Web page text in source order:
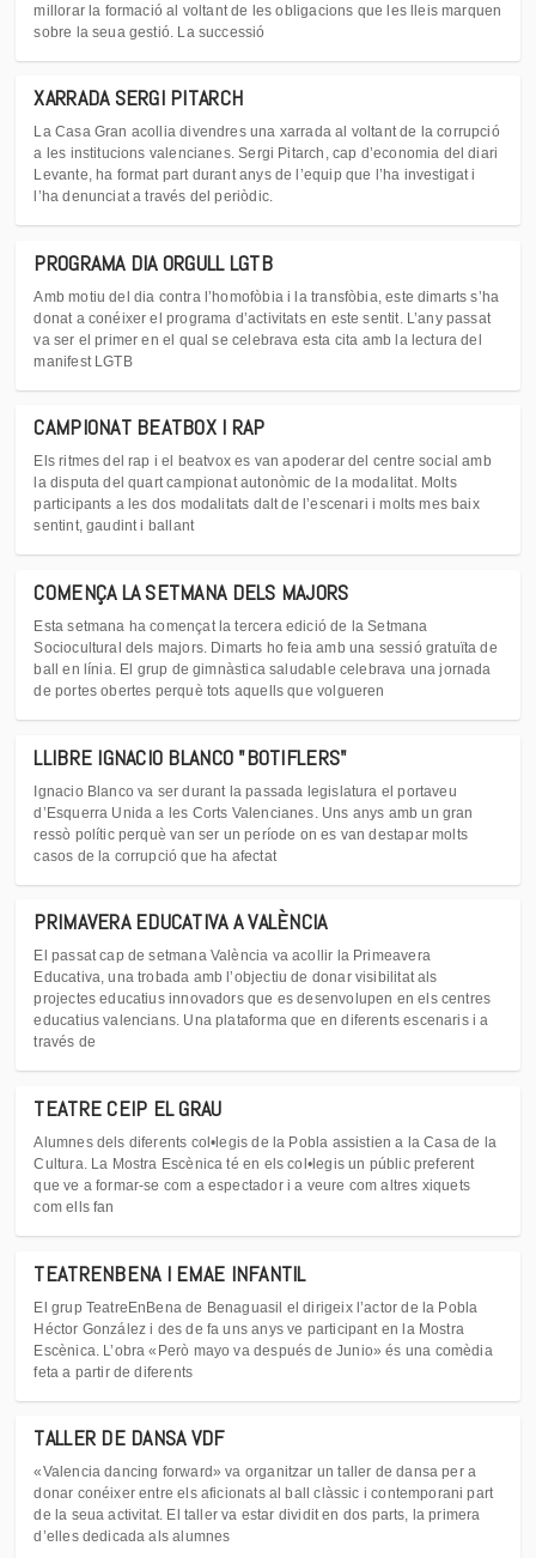
millorar la formació al voltant de les obligacions que les lleis marquen
sobre la seua gestió. La successió
XARRADA SERGI PITARCH
La Casa Gran acollia divendres una xarrada al voltant de la corrupció
a les institucions valencianes. Sergi Pitarch, cap d’economia del diari
Levante, ha format part durant anys de l’equip que l’ha investigat i
l’ha denunciat a través del periòdic.
PROGRAMA DIA ORGULL LGTB
Amb motiu del dia contra l’homofòbia i la transfòbia, este dimarts s’ha
donat a conéixer el programa d’activitats en este sentit. L’any passat
va ser el primer en el qual se celebrava esta cita amb la lectura del
manifest LGTB
CAMPIONAT BEATBOX I RAP
Els ritmes del rap i el beatvox es van apoderar del centre social amb
la disputa del quart campionat autonòmic de la modalitat. Molts
participants a les dos modalitats dalt de l’escenari i molts mes baix
sentint, gaudint i ballant
COMENÇA LA SETMANA DELS MAJORS
Esta setmana ha començat la tercera edició de la Setmana
Sociocultural dels majors. Dimarts ho feia amb una sessió gratuïta de
ball en línia. El grup de gimnàstica saludable celebrava una jornada
de portes obertes perquè tots aquells que volgueren
LLIBRE IGNACIO BLANCO "BOTIFLERS"
Ignacio Blanco va ser durant la passada legislatura el portaveu
d’Esquerra Unida a les Corts Valencianes. Uns anys amb un gran
ressò polític perquè van ser un període on es van destapar molts
casos de la corrupció que ha afectat
PRIMAVERA EDUCATIVA A VALÈNCIA
El passat cap de setmana València va acollir la Primeavera
Educativa, una trobada amb l’objectiu de donar visibilitat als
projectes educatius innovadors que es desenvolupen en els centres
educatius valencians. Una plataforma que en diferents escenaris i a
través de
TEATRE CEIP EL GRAU
Alumnes dels diferents col•legis de la Pobla assistien a la Casa de la
Cultura. La Mostra Escènica té en els col•legis un públic preferent
que ve a formar-se com a espectador i a veure com altres xiquets
com ells fan
TEATRENBENA I EMAE INFANTIL
El grup TeatreEnBena de Benaguasil el dirigeix l’actor de la Pobla
Héctor González i des de fa uns anys ve participant en la Mostra
Escènica. L’obra «Però mayo va después de Junio» és una comèdia
feta a partir de diferents
TALLER DE DANSA VDF
«Valencia dancing forward» va organitzar un taller de dansa per a
donar conéixer entre els aficionats al ball clàssic i contemporani part
de la seua activitat. El taller va estar dividit en dos parts, la primera
d’elles dedicada als alumnes